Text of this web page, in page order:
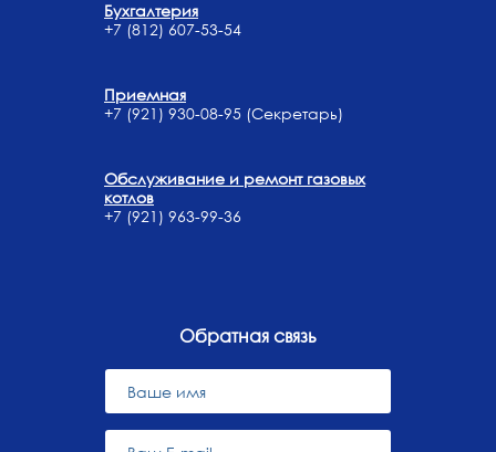
Бухгалтерия
+7 (812) 607-53-54
Приемная
+7 (921) 930-08-95 (Секретарь)
Обслуживание и ремонт газовых
котлов
+7 (921) 963-99-36
Обратная связь